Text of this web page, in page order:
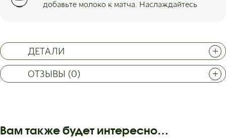
добавьте молоко к матча. Наслаждайтесь
ДЕТАЛИ
ОТЗЫВЫ (0)
Вам также будет интересно…